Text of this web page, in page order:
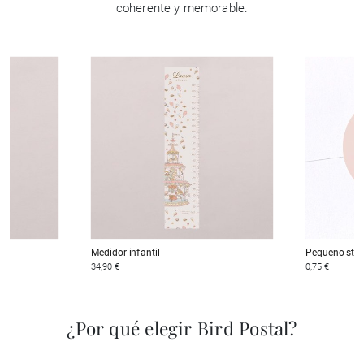
coherente y memorable.
Medidor infantil
34,90 €
Pequeno
0,75 €
¿Por qué elegir Bird Postal?